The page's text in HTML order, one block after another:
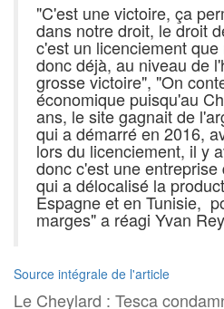
"C'est une victoire, ça
dans notre droit, le droit
c'est un licenciement
donc déjà, au niveau de
grosse victoire", "On
économique puisqu'au
ans, le site gagnait de
qui a démarré en 2016,
lors du licenciement, il y
donc c'est une
qui a délocalisé la
Espagne et en Tunisie,
marges" a réagi Yvan
Source intégrale de l'article
Le Cheylard : Tesca